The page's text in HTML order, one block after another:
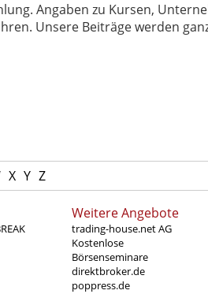
Angaben zu Kursen,
Unsere Beiträge werden
X Y Z
Weitere Angebote
trading-house.net AG
Kostenlose
Börsenseminare
direktbroker.de
poppress.de